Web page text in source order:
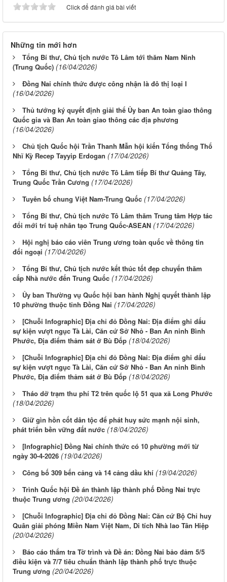
Click để đánh giá bài viết
Những tin mới hơn
Tổng Bí thư, Chủ tịch nước Tô Lâm tới thăm Nam Ninh
(Trung Quốc) (16/04/2026)
Đồng Nai chính thức được công nhận là đô thị loại I
(16/04/2026)
Thủ tướng ký quyết định giải thể Ủy ban An toàn giao thông
Quốc gia và Ban An toàn giao thông các địa phương
(16/04/2026)
Chủ tịch Quốc hội Trần Thanh Mẫn hội kiến Tổng thống Thổ
Nhĩ Kỳ Recep Tayyip Erdogan (17/04/2026)
Tổng Bí thư, Chủ tịch nước Tô Lâm tiếp Bí thư Quảng Tây,
Trung Quốc Trần Cương (17/04/2026)
Tuyên bố chung Việt Nam-Trung Quốc (17/04/2026)
Tổng Bí thư, Chủ tịch nước Tô Lâm thăm Trung tâm Hợp tác
đổi mới trí tuệ nhân tạo Trung Quốc-ASEAN (17/04/2026)
Hội nghị báo cáo viên Trung ương toàn quốc về thông tin
đối ngoại (17/04/2026)
Tổng Bí thư, Chủ tịch nước kết thúc tốt đẹp chuyến thăm
cấp Nhà nước đến Trung Quốc (17/04/2026)
Ủy ban Thường vụ Quốc hội ban hành Nghị quyết thành lập
10 phường thuộc tỉnh Đồng Nai (17/04/2026)
[Chuỗi Infographic] Địa chỉ đỏ Đồng Nai: Địa điểm ghi dấu
sự kiện vượt ngục Tà Lài, Căn cứ Sở Nhỏ - Ban An ninh Bình
Phước, Địa điểm thảm sát ở Bù Đốp (18/04/2026)
[Chuỗi Infographic] Địa chỉ đỏ Đồng Nai: Địa điểm ghi dấu
sự kiện vượt ngục Tà Lài, Căn cứ Sở Nhỏ - Ban An ninh Bình
Phước, Địa điểm thảm sát ở Bù Đốp (18/04/2026)
Tháo dỡ trạm thu phí T2 trên quốc lộ 51 qua xã Long Phước
(18/04/2026)
Giữ gìn hồn cốt dân tộc để phát huy sức mạnh nội sinh,
phát triển bền vững đất nước (18/04/2026)
[Infographic] Đồng Nai chính thức có 10 phường mới từ
ngày 30-4-2026 (19/04/2026)
Công bố 309 bến cảng và 14 cảng dầu khí (19/04/2026)
Trình Quốc hội Đề án thành lập thành phố Đồng Nai trực
thuộc Trung ương (20/04/2026)
[Chuỗi Infographic] Địa chỉ đỏ Đồng Nai: Căn cứ Bộ Chỉ huy
Quân giải phóng Miền Nam Việt Nam, Di tích Nhà lao Tân Hiệp
(20/04/2026)
Báo cáo thẩm tra Tờ trình và Đề án: Đồng Nai bảo đảm 5/5
điều kiện và 7/7 tiêu chuẩn thành lập thành phố trực thuộc
Trung ương (20/04/2026)